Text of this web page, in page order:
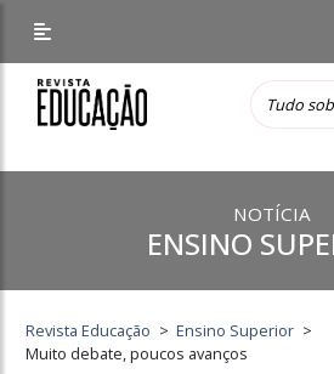
NOTÍCIA
ENSINO
Revista Educação > Ensino Superior >
Muito debate, poucos avanços